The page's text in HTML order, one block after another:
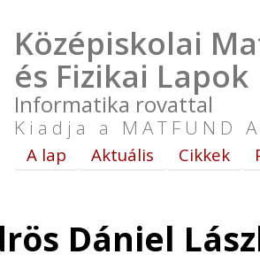
Középiskolai
és Fizikai Lapok
Informatika rovattal
Kiadja a MATFUND
A lap Aktuális Cikkek
Dániel